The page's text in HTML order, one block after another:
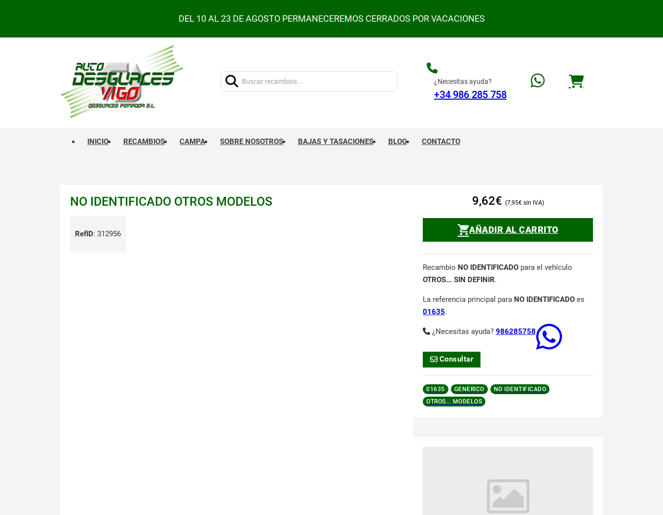
DEL 10 AL 23 DE AGOSTO PERMANECEREMOS CERRADOS POR VACACIONES
Buscar:
¿Necesitas ayuda?
+34 986 285 758
INICIO RECAMBIOS CAMPA SOBRE NOSOTROS BAJAS Y TASACIONES BLOG CONTACTO
NO IDENTIFICADO OTROS MODELOS
RefID: 312956
9,62€ 7,95€
AÑADIR AL CARRITO
Recambio NO IDENTIFICADO para el vehículo
OTROS... SIN DEFINIR.
La referencia principal para NO IDENTIFICADO es
01635.
¿Necesitas ayuda? 986285758
Consultar
01635 GENERICO
NO IDENTIFICADO
OTROS... MODELOS